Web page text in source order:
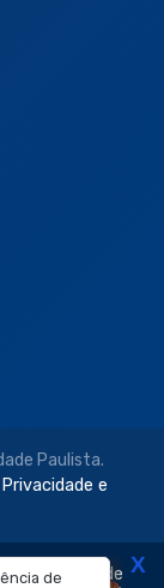
de
Paulista.
e
site são de X